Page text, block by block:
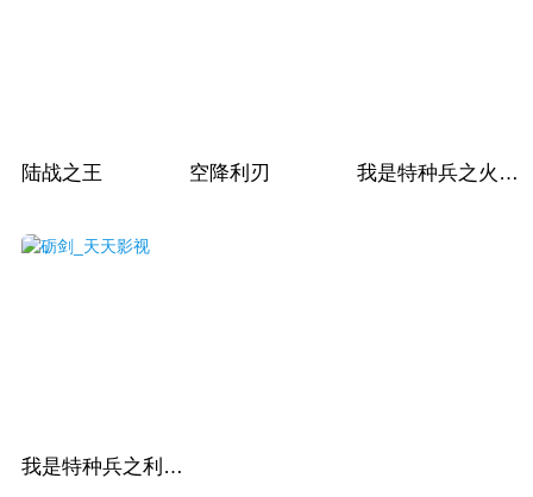
陆战之王 空降利刃 我是特种兵之火凤凰
我是特种兵之利刃出鞘